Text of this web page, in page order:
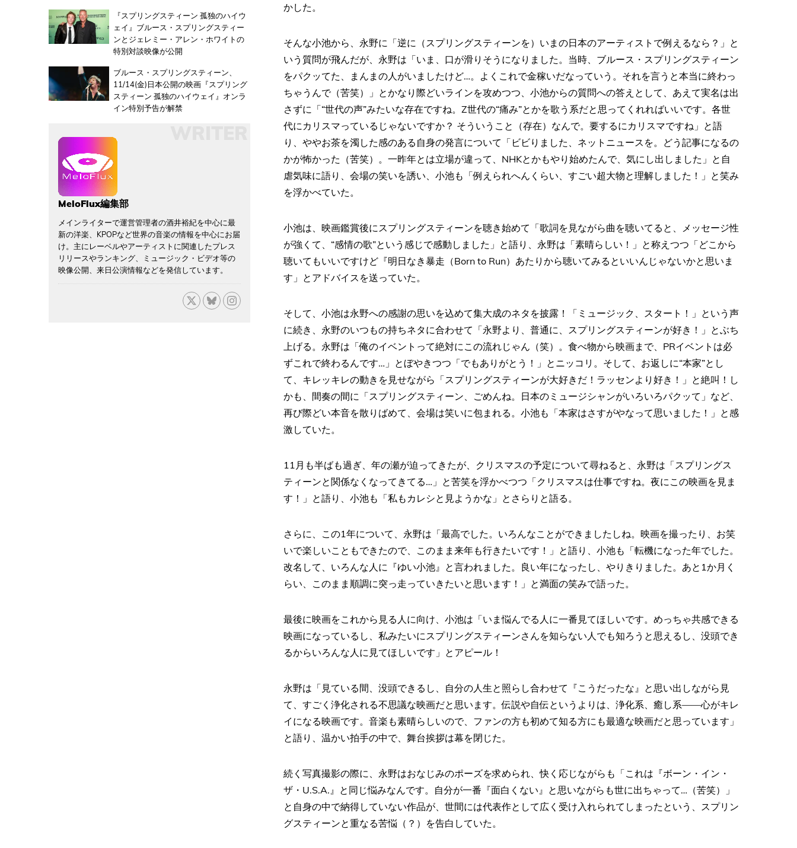
かした。
そんな小池から、永野に「逆に（スプリングスティーンを）いまの日本のアーティストで例えるなら？」と
いう質問が飛んだが、永野は「いま、口が滑りそうになりました。当時、ブルース・スプリングスティーン
をパクッてた、まんまの人がいましたけど…。よくこれで金稼いだなっていう。それを言うと本当に終わっ
ちゃうんで（苦笑）」とかなり際どいラインを攻めつつ、小池からの質問への答えとして、あえて実名は出
さずに「“世代の声”みたいな存在ですね。Z世代の“痛み”とかを歌う系だと思ってくれればいいです。各世
代にカリスマっているじゃないですか？ そういうこと（存在）なんで。要するにカリスマですね」と語
り、ややお茶を濁した感のある自身の発言について「ビビりました、ネットニュースを。どう記事になるの
かが怖かった（苦笑）。一昨年とは立場が違って、NHKとかもやり始めたんで、気にし出しました」と自
虐気味に語り、会場の笑いを誘い、小池も「例えられへんくらい、すごい超大物と理解しました！」と笑み
を浮かべていた。
小池は、映画鑑賞後にスプリングスティーンを聴き始めて「歌詞を見ながら曲を聴いてると、メッセージ性
が強くて、“感情の歌”という感じで感動しました」と語り、永野は「素晴らしい！」と称えつつ「どこから
聴いてもいいですけど『明日なき暴走（Born to Run）あたりから聴いてみるといいんじゃないかと思いま
す」とアドバイスを送っていた。
そして、小池は永野への感謝の思いを込めて集大成のネタを披露！「ミュージック、スタート！」という声
に続き、永野のいつもの持ちネタに合わせて「永野より、普通に、スプリングスティーンが好き！」とぶち
上げる。永野は「俺のイベントって絶対にこの流れじゃん（笑）。食べ物から映画まで、PRイベントは必
ずこれで終わるんです…」とぼやきつつ「でもありがとう！」とニッコリ。そして、お返しに“本家”とし
て、キレッキレの動きを見せながら「スプリングスティーンが大好きだ！ラッセンより好き！」と絶叫！し
かも、間奏の間に「スプリングスティーン、ごめんね。日本のミュージシャンがいろいろパクッて」など、
再び際どい本音を散りばめて、会場は笑いに包まれる。小池も「本家はさすがやなって思いました！」と感
激していた。
11月も半ばも過ぎ、年の瀬が迫ってきたが、クリスマスの予定について尋ねると、永野は「スプリングス
ティーンと関係なくなってきてる…」と苦笑を浮かべつつ「クリスマスは仕事ですね。夜にこの映画を見ま
す！」と語り、小池も「私もカレシと見ようかな」とさらりと語る。
さらに、この1年について、永野は「最高でした。いろんなことができましたしね。映画を撮ったり、お笑
いで楽しいこともできたので、このまま来年も行きたいです！」と語り、小池も「転機になった年でした。
改名して、いろんな人に『ゆい小池』と言われました。良い年になったし、やりきりました。あと1か月く
らい、このまま順調に突っ走っていきたいと思います！」と満面の笑みで語った。
最後に映画をこれから見る人に向け、小池は「いま悩んでる人に一番見てほしいです。めっちゃ共感できる
映画になっているし、私みたいにスプリングスティーンさんを知らない人でも知ろうと思えるし、没頭でき
るからいろんな人に見てほしいです」とアピール！
永野は「見ている間、没頭できるし、自分の人生と照らし合わせて『こうだったな』と思い出しながら見
て、すごく浄化される不思議な映画だと思います。伝説や自伝というよりは、浄化系、癒し系――心がキレ
イになる映画です。音楽も素晴らしいので、ファンの方も初めて知る方にも最適な映画だと思っています」
と語り、温かい拍手の中で、舞台挨拶は幕を閉じた。
続く写真撮影の際に、永野はおなじみのポーズを求められ、快く応じながらも「これは『ボーン・イン・
ザ・U.S.A.』と同じ悩みなんです。自分が一番『面白くない』と思いながらも世に出ちゃって…（苦笑）」
と自身の中で納得していない作品が、世間には代表作として広く受け入れられてしまったという、スプリン
グスティーンと重なる苦悩（？）を告白していた。
『スプリングスティーン 孤独のハイウ
ェイ』ブルース・スプリングスティー
ンとジェレミー・アレン・ホワイトの
特別対談映像が公開
ブルース・スプリングスティーン、
11/14(金)日本公開の映画『スプリング
スティーン 孤独のハイウェイ』オンラ
イン特別予告が解禁
MeloFlux編集部
メインライターで運営管理者の酒井裕紀を中心に最
新の洋楽、KPOPなど世界の音楽の情報を中心にお届
け。主にレーベルやアーティストに関連したプレス
リリースやランキング、ミュージック・ビデオ等の
映像公開、来日公演情報などを発信しています。